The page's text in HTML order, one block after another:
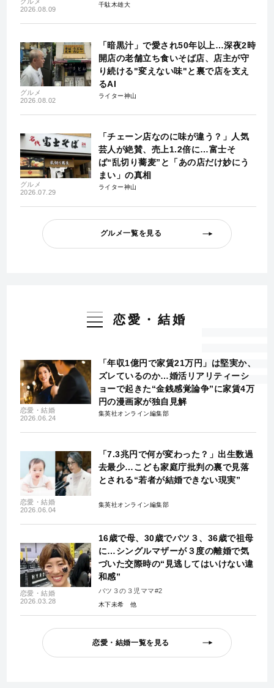
2026.08.09
千駄木雄大
グルメ
2026.08.02
「暗黒汁」で愛され50年以上…深夜2時
開店の老舗立ち食いそば店、店主が守
り続ける"変えない味"と裏で店を支え
るAI
ライター神山
グルメ
2026.07.29
「チェーン店なのに味が違う？」人気
芸人が絶賛、売上1.2倍に…富士そ
ば“乱切り蕎麦”と「あの店だけ妙にう
まい」の真相
ライター神山
グルメ一覧を見る
恋愛・結婚
恋愛・結婚
2026.06.24
「年収1億円で家賃21万円」は堅実か、
ズレているのか…婚活リアリティーシ
ョーで起きた“金銭感覚論争”に家賃4万
円の漫画家が独自見解
集英社オンライン編集部
恋愛・結婚
2026.06.04
「7.3兆円で何が変わった？」出生数過
去最少…こども家庭庁批判の裏で見落
とされる“若者が結婚できない現実”
集英社オンライン編集部
恋愛・結婚
2026.03.28
16歳で母、30歳でバツ３、36歳で祖母
に…シングルマザーが３度の離婚で気
づいた交際時の“見逃してはいけない違
和感”
バツ３の３児ママ#2
木下未希
恋愛・結婚一覧を見る